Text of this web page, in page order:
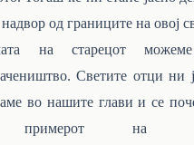
надвор од границите на овој
на старецот
Светите отци ни
во нашите глави и се
на